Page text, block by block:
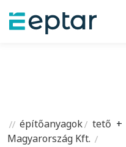
építőanyagok tető +
Magyarország Kft.